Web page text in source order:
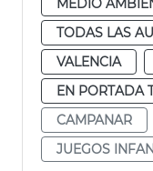
TODAS LAS
VALENCIA
EN PORTADA
CAMPANAR
JUEGOS